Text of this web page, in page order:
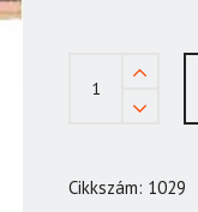
födémék
Cikkszám: 1029